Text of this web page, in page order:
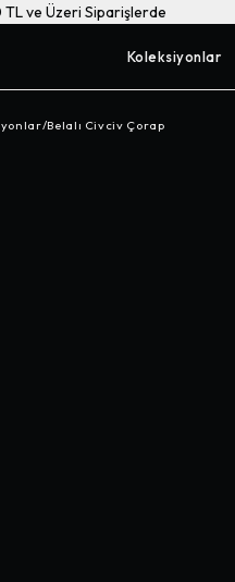
ve Üzeri Siparişlerde
Koleksiyonlar
/Belalı Civciv Çorap